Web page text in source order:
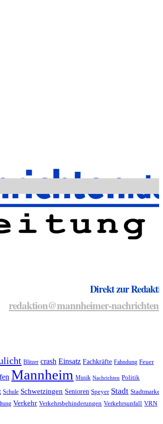
Direkt zur
redaktion@mannheimer-
Blitzer crash Einsatz Fachkräfte Fahndung Feuer
Mannheim Musik Nachrichten Politik
Schule Schwetzingen Senioren Speyer Stadt
Verkehr Verkehrsbehinderungen Verkehrsunfall VRN